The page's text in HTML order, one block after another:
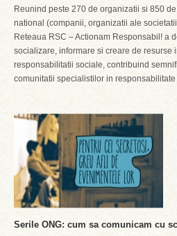
Reunind peste 270 de organizatii si 850
national (companii, organizatii ale
Reteaua RSC – Actionam Responsabil! a
socializare, informare si creare de resurse
responsabilitatii sociale, contribuind
comunitatii specialistilor in
Serile ONG: cum sa comunicam cu